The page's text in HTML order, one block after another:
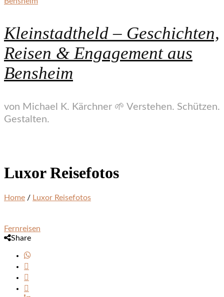
Kleinstadtheld – Geschichten,
Reisen & Engagement aus
Bensheim
von Michael K. Kärchner 🌱 Verstehen. Schützen.
Gestalten.
Luxor Reisefotos
Home / Luxor Reisefotos
Fernreisen
Share